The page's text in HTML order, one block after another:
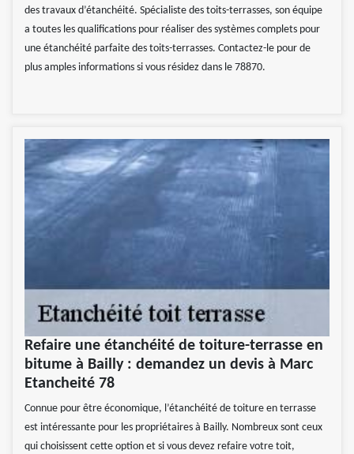
des travaux d’étanchéité. Spécialiste des toits-terrasses, son équipe
a toutes les qualifications pour réaliser des systèmes complets pour
une étanchéité parfaite des toits-terrasses. Contactez-le pour de
plus amples informations si vous résidez dans le 78870.
Refaire une étanchéité de toiture-terrasse en
bitume à Bailly : demandez un devis à Marc
Etancheité 78
Connue pour être économique, l’étanchéité de toiture en terrasse
est intéressante pour les propriétaires à Bailly. Nombreux sont ceux
qui choisissent cette option et si vous devez refaire votre toit,